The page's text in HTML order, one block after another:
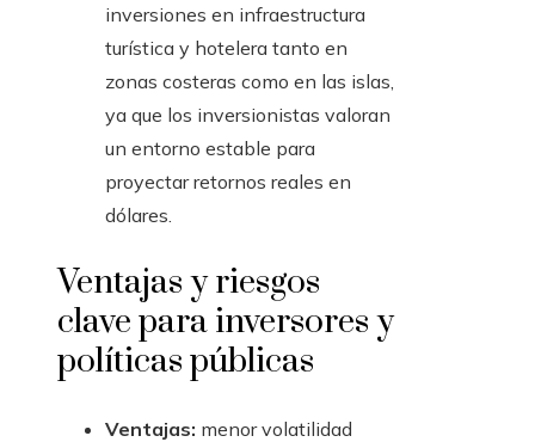
inversiones en infraestructura
turística y hotelera tanto en
zonas costeras como en las islas,
ya que los inversionistas valoran
un entorno estable para
proyectar retornos reales en
dólares.
Ventajas y riesgos
clave para inversores y
políticas públicas
Ventajas: menor volatilidad